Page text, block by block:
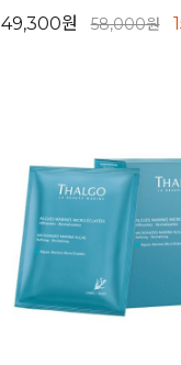
49,300원
58,000원